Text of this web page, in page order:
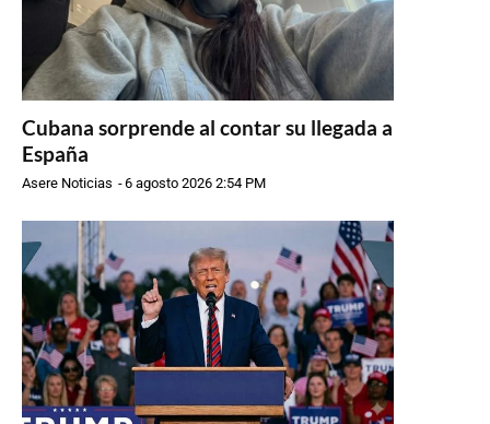
Cubana sorprende al contar su llegada a
España
Asere Noticias -6 agosto 2026 2:54 PM